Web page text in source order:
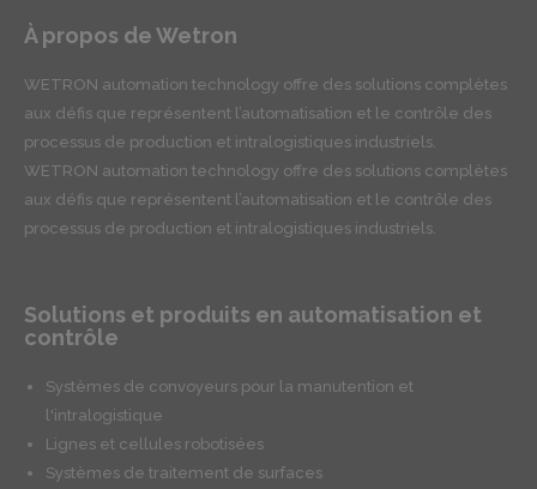
À propos de Wetron
WETRON automation technology offre des solutions complètes
aux défis que représentent l’automatisation et le contrôle des
processus de production et intralogistiques industriels.
WETRON automation technology offre des solutions complètes
aux défis que représentent l’automatisation et le contrôle des
processus de production et intralogistiques industriels.
Solutions et produits en automatisation et
contrôle
Systèmes de convoyeurs pour la manutention et
l'intralogistique
Lignes et cellules robotisées
Systèmes de traitement de surfaces